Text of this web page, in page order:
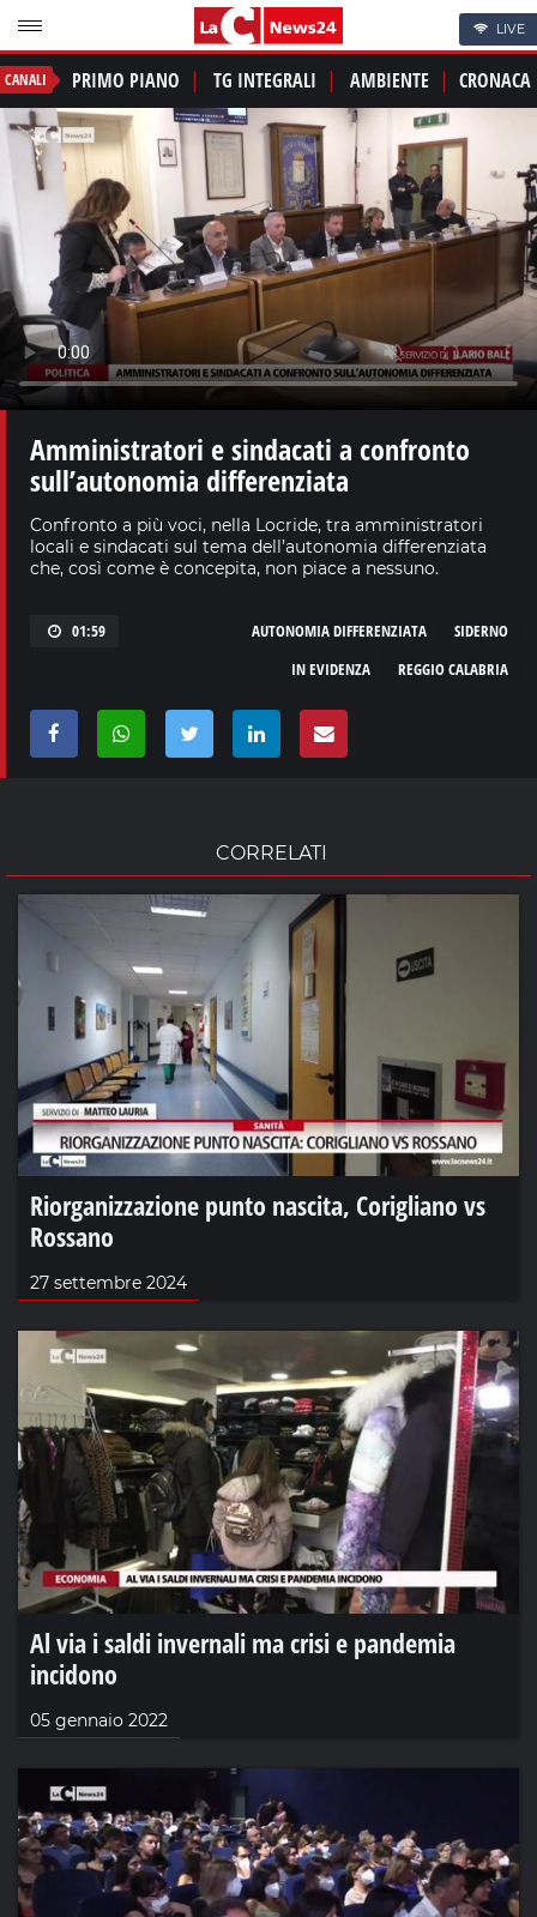
LIVE
CANALI PRIMO PIANO TG INTEGRALI AMBIENTE CRONACA
Amministratori e sindacati a confronto
sull’autonomia differenziata
Confronto a più voci, nella Locride, tra amministratori
locali e sindacati sul tema dell’autonomia differenziata
che, così come è concepita, non piace a nessuno.
01:59 SIDERNO
AUTONOMIA DIFFERENZIATA
REGGIO CALABRIA
IN EVIDENZA
CORRELATI
Riorganizzazione punto nascita, Corigliano vs
Rossano
27 settembre 2024
Al via i saldi invernali ma crisi e pandemia
incidono
05 gennaio 2022